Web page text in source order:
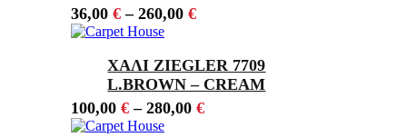
36,00 €– 260,00 €
ΧΑΛΙ ZIEGLER 7709
L.BROWN – CREAM
100,00 €– 280,00 €